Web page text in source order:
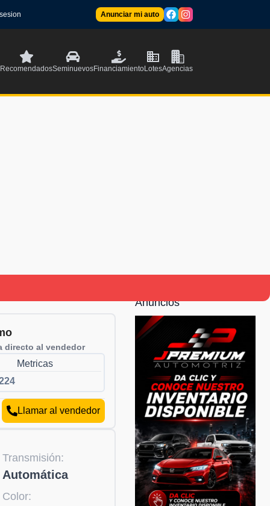
Anunciar mi auto
RecomendadosSeminuevosFinanciamientoLotesAgencias
directo al vendedor
Metricas
Llamar al vendedor
Transmisión:
Automática
Color:
Anuncios